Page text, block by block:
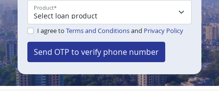
Product*
I agree to Terms and Conditionsand Privacy Policy
Send OTP to verify phone number